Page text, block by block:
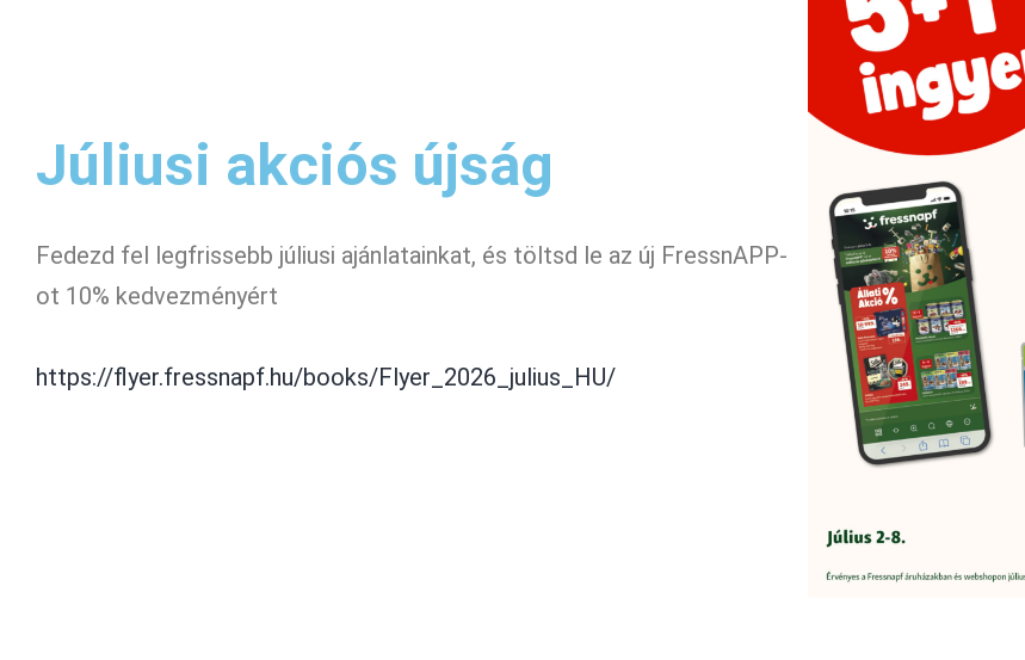
Júliusi akciós újság
Fedezd fel legfrissebb júliusi ajánlatainkat, és töltsd le az új FressnAPP-
ot 10% kedvezményért
https://flyer.fressnapf.hu/books/Flyer_2026_julius_HU/